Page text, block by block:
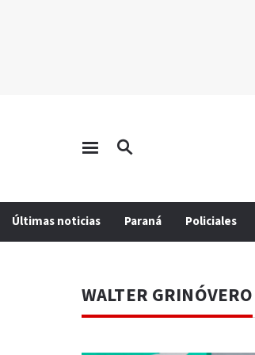
Últimas noticias Paraná Policiales
WALTER GRINÓVERO